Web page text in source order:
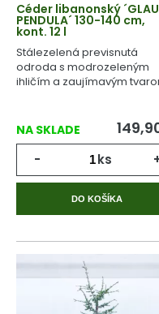
Céder libanonský
PENDULA´ 130-140 cm,
kont. 12 l
Stálezelená previsnutá
odroda s modrozeleným
ihličím a zaujímavým
NA SKLADE
- ks
DO KOŠÍKA